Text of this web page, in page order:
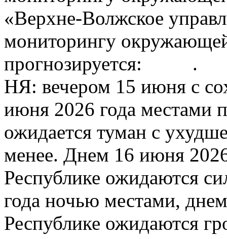
«Верхне-Волжское
мониторингу
прогнозируется: .
НЯ: вечером 15 июня с
июня 2026 года местами
ожидается туман с
менее. Днем 16 июня
Республике ожидаются
года ночью местами,
Республике ожидаются